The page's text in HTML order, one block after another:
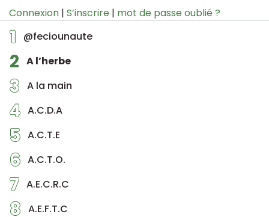
1 @feciounaute
2 A l’herbe
3 A la main
4 A.C.D.A
5 A.C.T.E
6 A.C.T.O.
7 A.E.C.R.C
8 A.E.F.T.C
Connexion | S’inscrire | mot de passe oublié ?